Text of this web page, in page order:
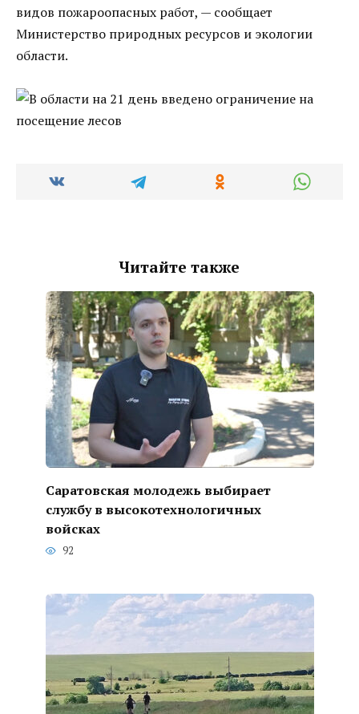
видов пожароопасных работ, — сообщает
Министерство природных ресурсов и экологии
области.
Читайте также
Саратовская молодежь выбирает
службу в высокотехнологичных
войсках
92